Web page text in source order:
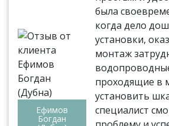
Ефимов
Богдан
была
когда дело
установки,
монтаж
проходящие в
установить
специалист